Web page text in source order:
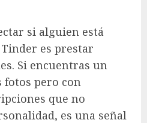
si alguien está
es prestar
Si encuentras un
pero con
que no
es una señal